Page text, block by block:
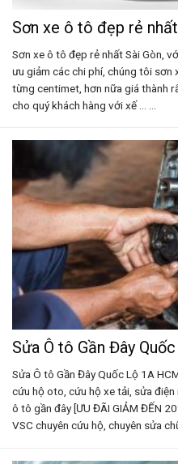
Sơn xe ô tô đẹp rẻ
Sơn xe ô tô đẹp rẻ nhất Sài Gòn,
ưu giảm các chi phí, chúng tôi sơn
từng centimet, hơn nữa giá thành
cho quý khách hàng với xế ... ...
Sửa Ô tô Gần Đây
Sửa Ô tô Gần Đây Quốc Lộ 1A
cứu hộ oto, cứu hộ xe tải, sửa
ô tô gần đây [ƯU ĐÃI GIẢM ĐẾN
VSC chuyên cứu hộ, chuyên sửa